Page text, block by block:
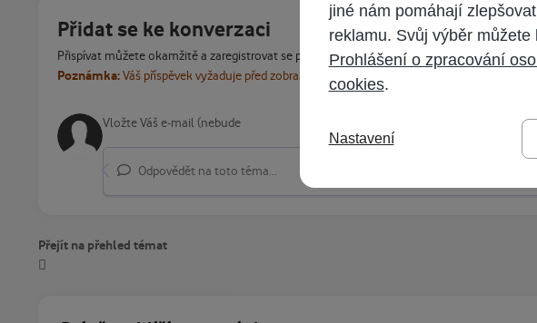
Přidat se ke konverzaci
Přispívat můžete okamžitě a zaregistrovat se později. Pokud máte účet,přihlaste sea
Poznámka:Váš příspěvek vyžaduje před zobrazením schválení moderátorem.
Odpovědět na toto téma...
Přejít na přehled témat
jiné nám pomáhají
reklamu. Svůj výběr
Prohlášení o zpracování
cookies.
Nastavení